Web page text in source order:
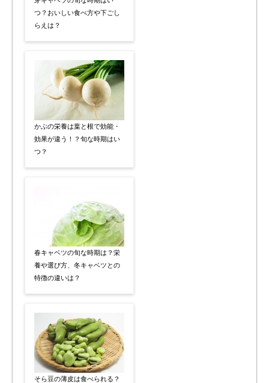
つ？おいしい食べ方や下ごし
らえは？
かぶの栄養は葉と根で効能・
効果が違う！？旬な時期はい
つ？
春キャベツの旬な時期は？栄
養や選び方、冬キャベツとの
特徴の違いは？
そら豆の薄皮は食べられる？